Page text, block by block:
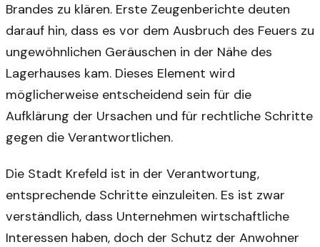
Brandes zu klären. Erste Zeugenberichte deuten
darauf hin, dass es vor dem Ausbruch des Feuers zu
ungewöhnlichen Geräuschen in der Nähe des
Lagerhauses kam. Dieses Element wird
möglicherweise entscheidend sein für die
Aufklärung der Ursachen und für rechtliche Schritte
gegen die Verantwortlichen.
Die Stadt Krefeld ist in der Verantwortung,
entsprechende Schritte einzuleiten. Es ist zwar
verständlich, dass Unternehmen wirtschaftliche
Interessen haben, doch der Schutz der Anwohner